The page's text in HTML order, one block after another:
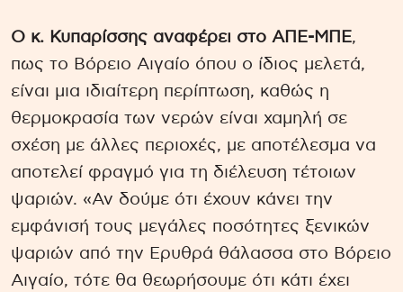
Ο κ. Κυπαρίσσης αναφέρει στο ΑΠΕ-ΜΠΕ,
πως το Βόρειο Αιγαίο όπου ο ίδιος μελετά,
είναι μια ιδιαίτερη περίπτωση, καθώς η
θερμοκρασία των νερών είναι χαμηλή σε
σχέση με άλλες περιοχές, με αποτέλεσμα να
αποτελεί φραγμό για τη διέλευση τέτοιων
ψαριών. «Αν δούμε ότι έχουν κάνει την
εμφάνισή τους μεγάλες ποσότητες ξενικών
ψαριών από την Ερυθρά θάλασσα στο Βόρειο
Αιγαίο, τότε θα θεωρήσουμε ότι κάτι έχει